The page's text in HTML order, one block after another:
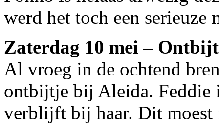
werd het toch een serieuze
Zaterdag 10 mei –
Al vroeg in de ochtend
ontbijtje bij Aleida. Feddie
verblijft bij haar. Dit